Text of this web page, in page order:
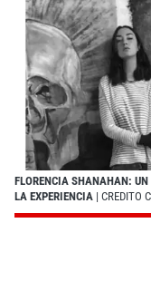
FLORENCIA SHANAHAN:
LA EXPERIENCIA | CREDITO